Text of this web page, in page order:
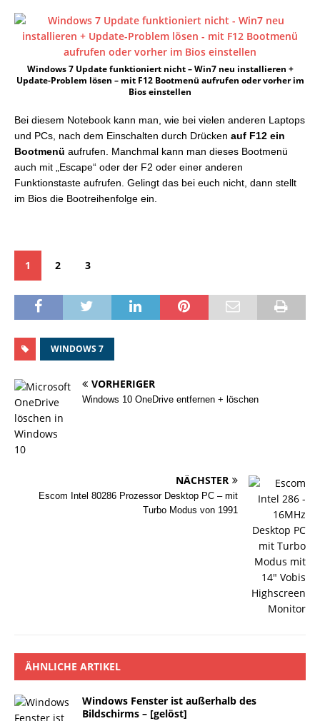
Windows 7 Update funktioniert nicht – Win7 neu installieren +
Update-Problem lösen – mit F12 Bootmenü aufrufen oder vorher im
Bios einstellen
Bei diesem Notebook kann man, wie bei vielen anderen Laptops
und PCs, nach dem Einschalten durch Drücken auf F12 ein
Bootmenü aufrufen. Manchmal kann man dieses Bootmenü
auch mit „Escape“ oder der F2 oder einer anderen
Funktionstaste aufrufen. Gelingt das bei euch nicht, dann stellt
im Bios die Bootreihenfolge ein.
1 2 3
WINDOWS 7
VORHERIGER
Windows 10 OneDrive entfernen + löschen
NÄCHSTER
Escom Intel 80286 Prozessor Desktop PC – mit
Turbo Modus von 1991
ÄHNLICHE ARTIKEL
Windows Fenster ist außerhalb des
Bildschirms – [gelöst]